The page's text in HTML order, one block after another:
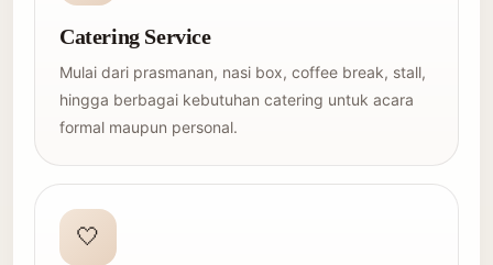
Catering Service
Mulai dari prasmanan, nasi box, coffee break, stall,
hingga berbagai kebutuhan catering untuk acara
formal maupun personal.
🤍